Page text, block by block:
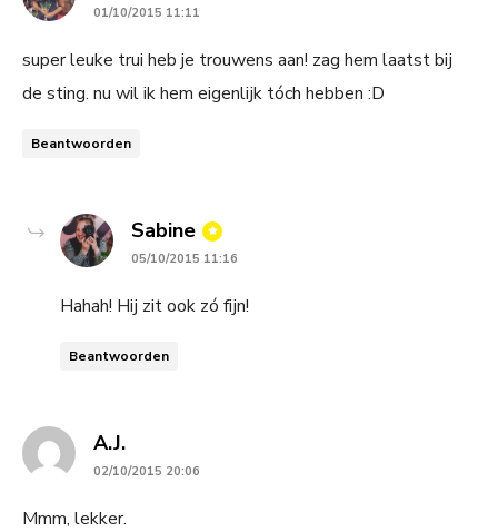
01/10/2015 11:11
super leuke trui heb je trouwens aan! zag hem laatst bij
de sting. nu wil ik hem eigenlijk tóch hebben :D
Beantwoorden
Sabine says:
05/10/2015 11:16
Hahah! Hij zit ook zó fijn!
Beantwoorden
A.J.says:
02/10/2015 20:06
Mmm, lekker.